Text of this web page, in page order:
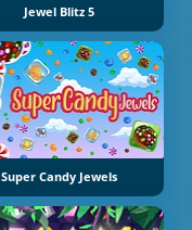
Jewel Blitz 5
Super Candy Jewels